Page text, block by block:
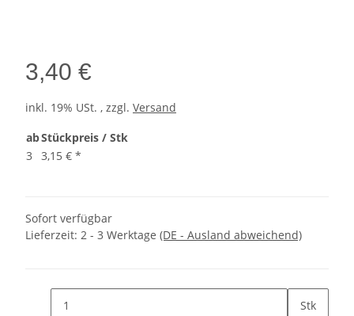
3,40 €
inkl. 19% USt. , zzgl. Versand
abStückpreis / Stk
3
3,15 € *
Sofort verfügbar
Lieferzeit: 2 - 3 Werktage (DE - Ausland abweichend)
Stk